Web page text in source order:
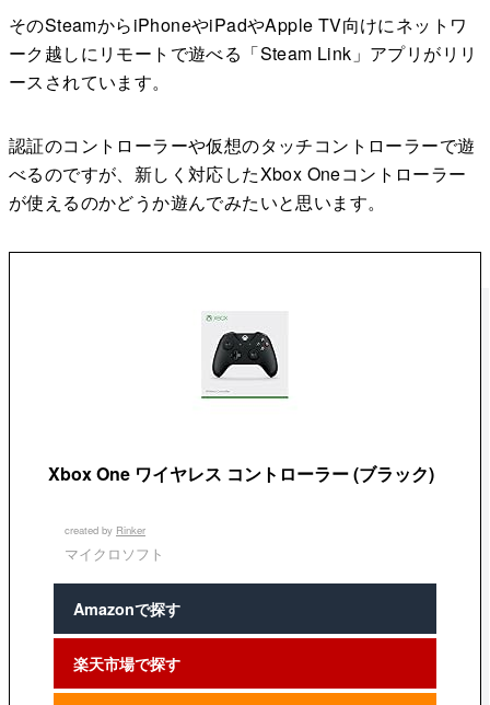
そのSteamからiPhoneやiPadやApple TV向けにネットワ
ーク越しにリモートで遊べる「Steam Link」アプリがリリ
ースされています。
認証のコントローラーや仮想のタッチコントローラーで遊
べるのですが、新しく対応したXbox Oneコントローラー
が使えるのかどうか遊んでみたいと思います。
Xbox One ワイヤレス コントローラー (ブラック)
created by Rinker
マイクロソフト
Amazonで探す
楽天市場で探す